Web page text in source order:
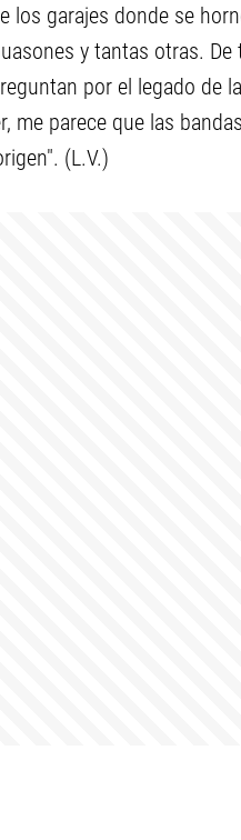
los garajes donde se
y tantas otras.
por el legado de
me parece que las
(L.V.)